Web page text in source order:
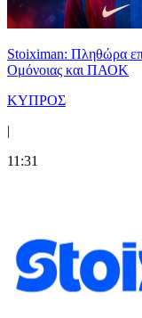
Stoiximan: Πληθώρα
Ομόνοιας και ΠΑΟΚ
ΚΥΠΡΟΣ
|
11:31